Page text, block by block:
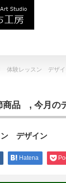
体験レッスン デザイ
商品 , 今月の
デザイン
Hatena